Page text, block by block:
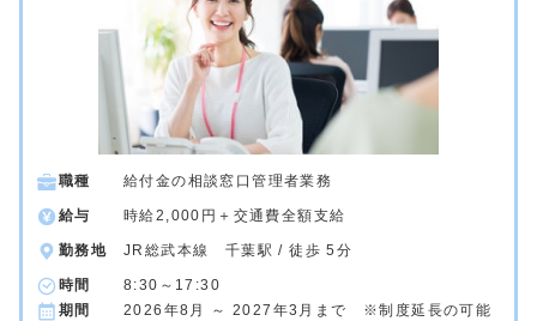
職種 給付金の相談窓口管理者業務
給与 時給2,000円＋交通費全額支給
勤務地 JR総武本線 千葉駅 / 徒歩 5分
時間
8:30～17:30
期間
2026年8月 ～ 2027年3月まで ※制度延長の可能